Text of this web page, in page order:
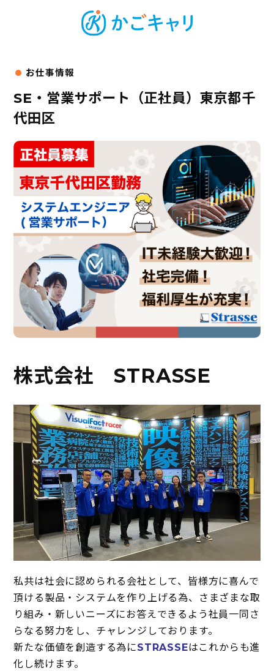
SE・営業サポート（正社員）東京都千
代田区
株式会社 STRASSE
私共は社会に認められる会社として、皆様方に喜んで
頂ける製品・システムを作り上げる為、さまざまな取
り組み・新しいニーズにお答えできるよう社員一同さ
らなる努力をし、チャレンジしております。
新たな価値を創造する為にSTRASSEはこれからも進
化し続けます。